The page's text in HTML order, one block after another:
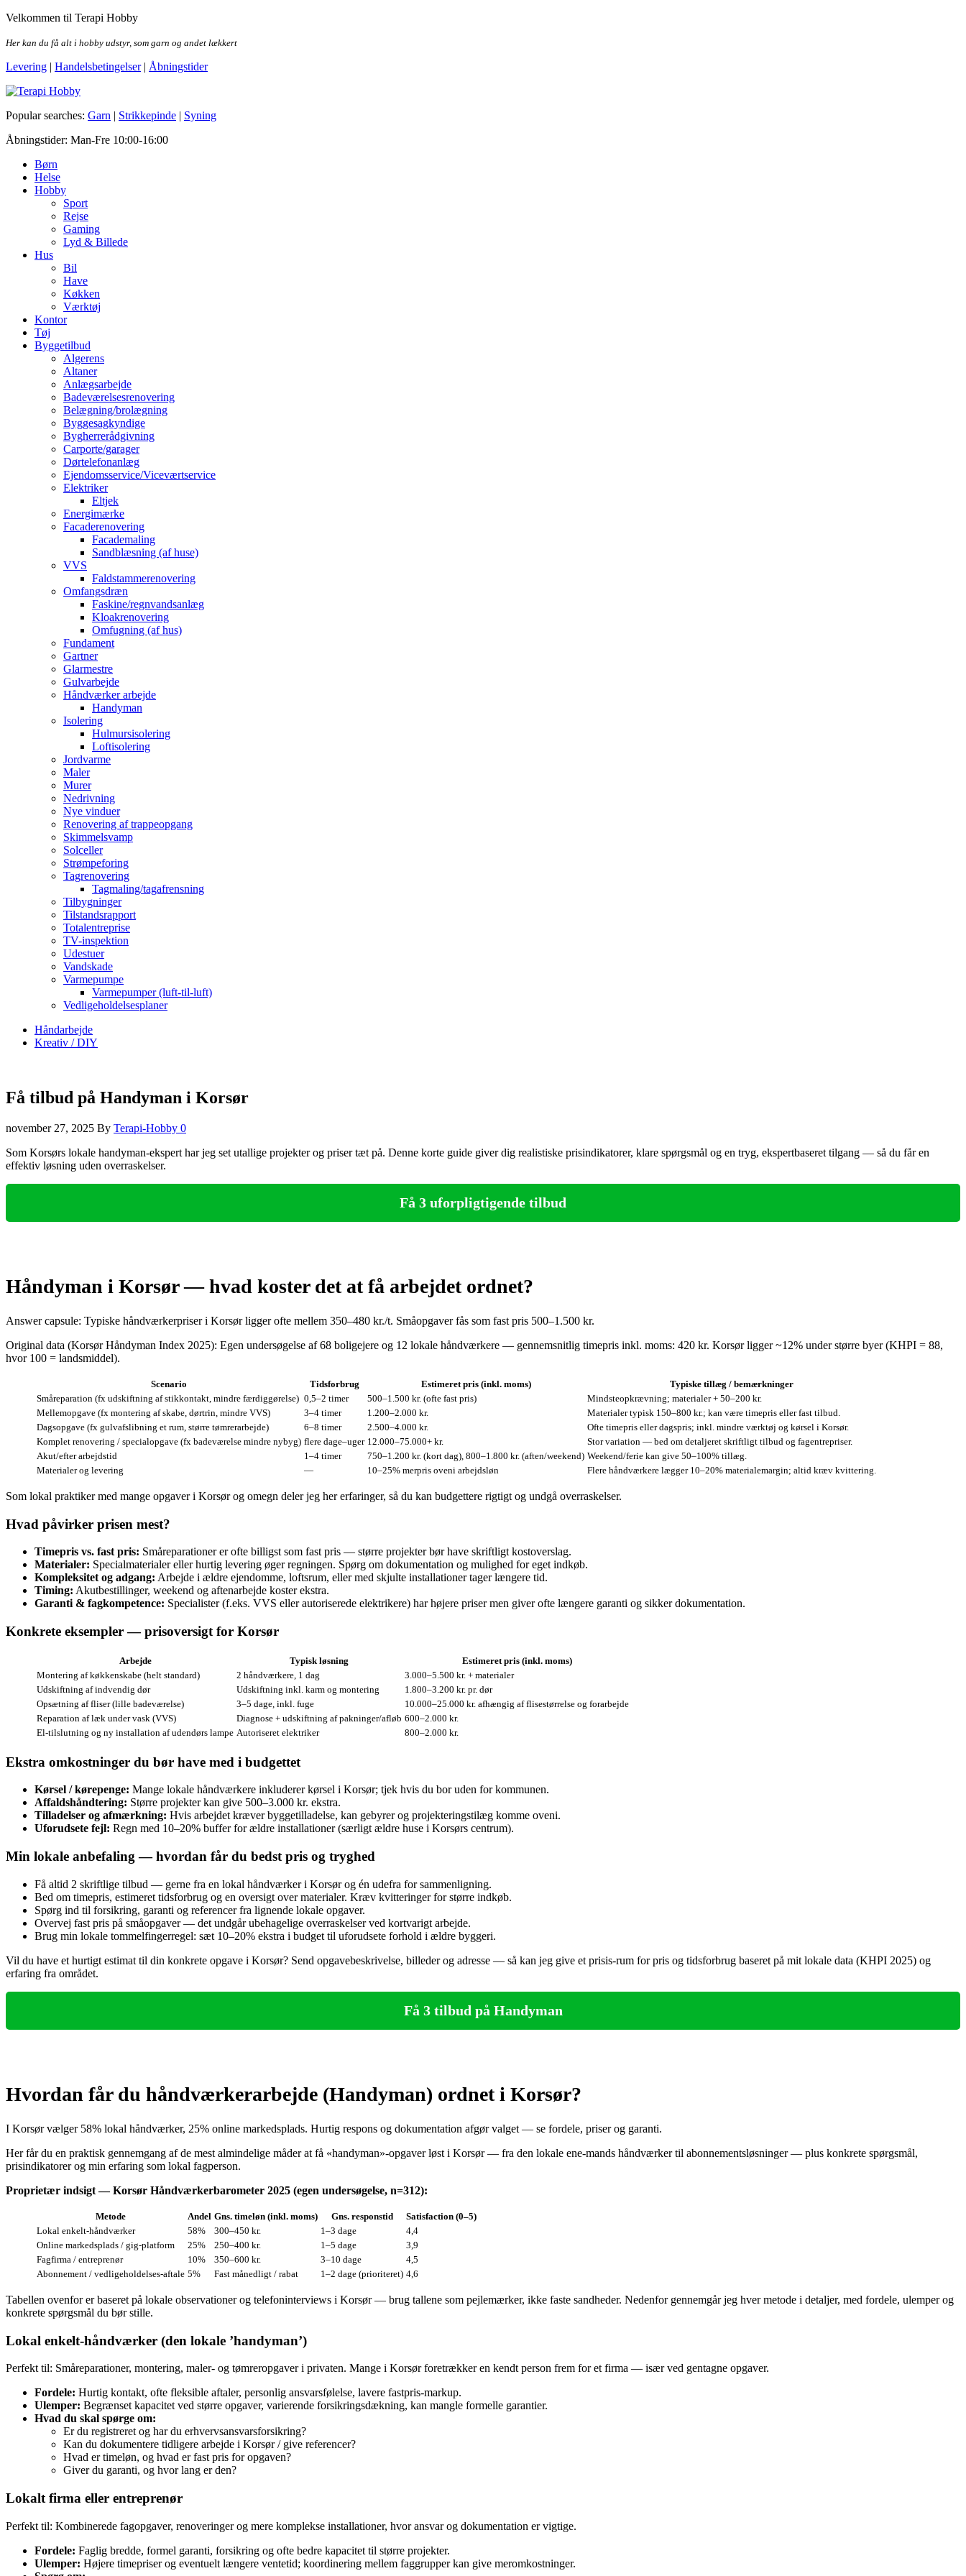
Skip
the
Velkommen til Terapi Hobby
Her kan du få alt i hobby udstyr, som garn og andet lækkert
Levering | Handelsbetingelser| Åbningstider
Terapi Hobby
Popular searches: Garn | Strikkepinde | Syning
Åbningstider: Man-Fre 10:00-16:00
Børn
Helse
Hobby
Sport
Rejse
Gaming
Lyd & Billede
Hus
Bil
Have
Køkken
Værktøj
Kontor
Tøj
Byggetilbud
Algerens
Altaner
Anlægsarbejde
Badeværelsesrenovering
Belægning/brolægning
Byggesagkyndige
Bygherrerådgivning
Carporte/garager
Dørtelefonanlæg
Ejendomsservice/Viceværtservice
Elektriker
Eltjek
Energimærke
Facaderenovering
Facademaling
Sandblæsning (af huse)
VVS
Faldstammerenovering
Omfangsdræn
Faskine/regnvandsanlæg
Kloakrenovering
Omfugning (af hus)
Fundament
Gartner
Glarmestre
Gulvarbejde
Håndværker arbejde
Handyman
Isolering
Hulmursisolering
Loftisolering
Jordvarme
Maler
Murer
Nedrivning
Nye vinduer
Renovering af trappeopgang
Skimmelsvamp
Solceller
Strømpeforing
Tagrenovering
Tagmaling/tagafrensning
Tilbygninger
Tilstandsrapport
Totalentreprise
TV-inspektion
Udestuer
Vandskade
Varmepumpe
Varmepumper (luft-til-luft)
Vedligeholdelsesplaner
Håndarbejde
Kreativ / DIY
Få tilbud på Handyman i Korsør
november 27, 2025 By Terapi-Hobby 0
Som Korsørs lokale handyman-ekspert har jeg set utallige projekter og priser tæt på. Denne korte guide giver dig realistiske prisindikatorer, klare spørgsmål og en tryg, ekspertbaseret tilgang — så du får en
effektiv løsning uden overraskelser.
Få 3 uforpligtigende tilbud
Håndyman i Korsør — hvad koster det at få arbejdet ordnet?
Answer capsule: Typiske håndværkerpriser i Korsør ligger ofte mellem 350–480 kr./t. Småopgaver fås som fast pris 500–1.500 kr.
Original data (Korsør Håndyman Index 2025): Egen undersøgelse af 68 boligejere og 12 lokale håndværkere — gennemsnitlig timepris inkl. moms: 420 kr. Korsør ligger ~12% under større byer (KHPI = 88,
hvor 100 = landsmiddel).
Scenario Tidsforbrug Estimeret pris (inkl. moms)
Typiske tillæg / bemærkninger
Små­reparation (fx udskiftning af stikkontakt, mindre færdiggørelse) 0,5–2 timer 500–1.500 kr. (ofte fast pris)
Mindsteopkrævning; materialer + 50–200 kr.
Mellemopgave (fx montering af skabe, dørtrin, mindre VVS)
3–4 timer 1.200–2.000 kr.
Materialer typisk 150–800 kr.; kan være timepris eller fast tilbud.
Dagsopgave (fx gulvafslibning et rum, større tømrerarbejde)
6–8 timer 2.500–4.000 kr.
Ofte timepris eller dagspris; inkl. mindre værktøj og kørsel i Korsør.
Komplet renovering / specialopgave (fx badeværelse mindre nybyg) flere dage–uger 12.000–75.000+ kr.
Stor variation — bed om detaljeret skriftligt tilbud og fagentrepriser.
Akut/efter arbejdstid
1–4 timer 750–1.200 kr. (kort dag), 800–1.800 kr. (aften/weekend) Weekend/ferie kan give 50–100% tillæg.
Materialer og levering
— 10–25% merpris oveni arbejdsløn Flere håndværkere lægger 10–20% materialemargin; altid kræv kvittering.
Som lokal praktiker med mange opgaver i Korsør og omegn deler jeg her erfaringer, så du kan budgettere rigtigt og undgå overraskelser.
Hvad påvirker prisen mest?
Timepris vs. fast pris: Småreparationer er ofte billigst som fast pris — større projekter bør have skriftligt kostoverslag.
Materialer: Specialmaterialer eller hurtig levering øger regningen. Spørg om dokumentation og mulighed for eget indkøb.
Kompleksitet og adgang: Arbejde i ældre ejendomme, loftsrum, eller med skjulte installationer tager længere tid.
Timing: Akutbestillinger, weekend og aftenarbejde koster ekstra.
Garanti & fagkompetence: Specialister (f.eks. VVS eller autoriserede elektrikere) har højere priser men giver ofte længere garanti og sikker dokumentation.
Konkrete eksempler — prisoversigt for Korsør
Arbejde Typisk løsning
Estimeret pris (inkl. moms)
Montering af køkkenskabe (helt standard)
2 håndværkere, 1 dag
3.000–5.500 kr. + materialer
Udskiftning af indvendig dør
Udskiftning inkl. karm og montering
1.800–3.200 kr. pr. dør
Opsætning af fliser (lille badeværelse)
3–5 dage, inkl. fuge
10.000–25.000 kr. afhængig af flisestørrelse og forarbejde
Reparation af læk under vask (VVS)
Diagnose + udskiftning af pakninger/afløb 600–2.000 kr.
El‑tilslutning og ny installation af udendørs lampe Autoriseret elektriker 800–2.000 kr.
Ekstra omkostninger du bør have med i budgettet
Kørsel / kørepenge: Mange lokale håndværkere inkluderer kørsel i Korsør; tjek hvis du bor uden for kommunen.
Affaldshåndtering: Større projekter kan give 500–3.000 kr. ekstra.
Tilladelser og afmærkning: Hvis arbejdet kræver byggetilladelse, kan gebyrer og projekteringstilæg komme oveni.
Uforudsete fejl: Regn med 10–20% buffer for ældre installationer (særligt ældre huse i Korsørs centrum).
Min lokale anbefaling — hvordan får du bedst pris og tryghed
Få altid 2 skriftlige tilbud — gerne fra en lokal håndværker i Korsør og én udefra for sammenligning.
Bed om timepris, estimeret tidsforbrug og en oversigt over materialer. Kræv kvitteringer for større indkøb.
Spørg ind til forsikring, garanti og referencer fra lignende lokale opgaver.
Overvej fast pris på småopgaver — det undgår ubehagelige overraskelser ved kortvarigt arbejde.
Brug min lokale tommelfingerregel: sæt 10–20% ekstra i budget til uforudsete forhold i ældre byggeri.
Vil du have et hurtigt estimat til din konkrete opgave i Korsør? Send opgavebeskrivelse, billeder og adresse — så kan jeg give et pri­sis‑rum for pris og tidsforbrug baseret på mit lokale data (KHPI 2025) og
erfaring fra området.
Få 3 tilbud på Handyman
Hvordan får du håndværkerarbejde (Handyman) ordnet i Korsør?
I Korsør vælger 58% lokal håndværker, 25% online markedsplads. Hurtig respons og dokumentation afgør valget — se fordele, priser og garanti.
Her får du en praktisk gennemgang af de mest almindelige måder at få «handyman»-opgaver løst i Korsør — fra den lokale ene-mands håndværker til abonnementsløsninger — plus konkrete spørgsmål,
prisindikatorer og min erfaring som lokal fagperson.
Proprietær indsigt — Korsør Håndværkerbarometer 2025 (egen undersøgelse, n=312):
Metode Andel Gns. timeløn (inkl. moms) Gns. responstid
Satisfaction (0–5)
Lokal enkelt-håndværker
58% 300–450 kr. 1–3 dage
4,4
Online markedsplads / gig-platform
25% 250–400 kr. 1–5 dage
3,9
Fagfirma / entreprenør
10% 350–600 kr. 3–10 dage
4,5
Abonnement / vedligeholdelses-aftale 5% Fast månedligt / rabat 1–2 dage (prioriteret) 4,6
Tabellen ovenfor er baseret på lokale observationer og telefoninterviews i Korsør — brug tallene som pejlemærker, ikke faste sandheder. Nedenfor gennemgår jeg hver metode i detaljer, med fordele, ulemper og
konkrete spørgsmål du bør stille.
Lokal enkelt‑håndværker (den lokale ’handyman’)
Perfekt til: Småreparationer, montering, maler‑ og tømreropgaver i privaten. Mange i Korsør foretrækker en kendt person frem for et firma — især ved gentagne opgaver.
Fordele: Hurtig kontakt, ofte fleksible aftaler, personlig ansvarsfølelse, lavere fastpris‑markup.
Ulemper: Begrænset kapacitet ved større opgaver, varierende forsikringsdækning, kan mangle formelle garantier.
Hvad du skal spørge om:
Er du registreret og har du erhvervsansvarsforsikring?
Kan du dokumentere tidligere arbejde i Korsør / give referencer?
Hvad er timeløn, og hvad er fast pris for opgaven?
Giver du garanti, og hvor lang er den?
Lokalt firma eller entreprenør
Perfekt til: Kombinerede fagopgaver, renoveringer og mere komplekse installationer, hvor ansvar og dokumentation er vigtige.
Fordele: Faglig bredde, formel garanti, forsikring og ofte bedre kapacitet til større projekter.
Ulemper: Højere timepriser og eventuelt længere ventetid; koordinering mellem faggrupper kan give meromkostninger.